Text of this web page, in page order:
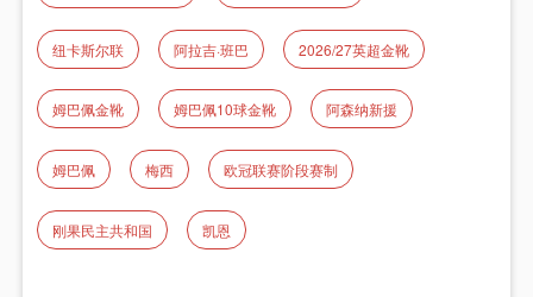
纽卡斯尔联 阿拉吉·班巴 2026/27英超金靴
姆巴佩金靴 姆巴佩10球金靴 阿森纳新援
姆巴佩 梅西 欧冠联赛阶段赛制
刚果民主共和国 凯恩